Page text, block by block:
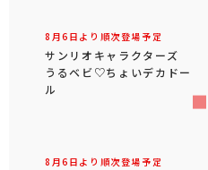
8月6日より順次登場予定
サンリオキャラクターズ
うるベビ♡ちょいデカドー
ル
8月6日より順次登場予定